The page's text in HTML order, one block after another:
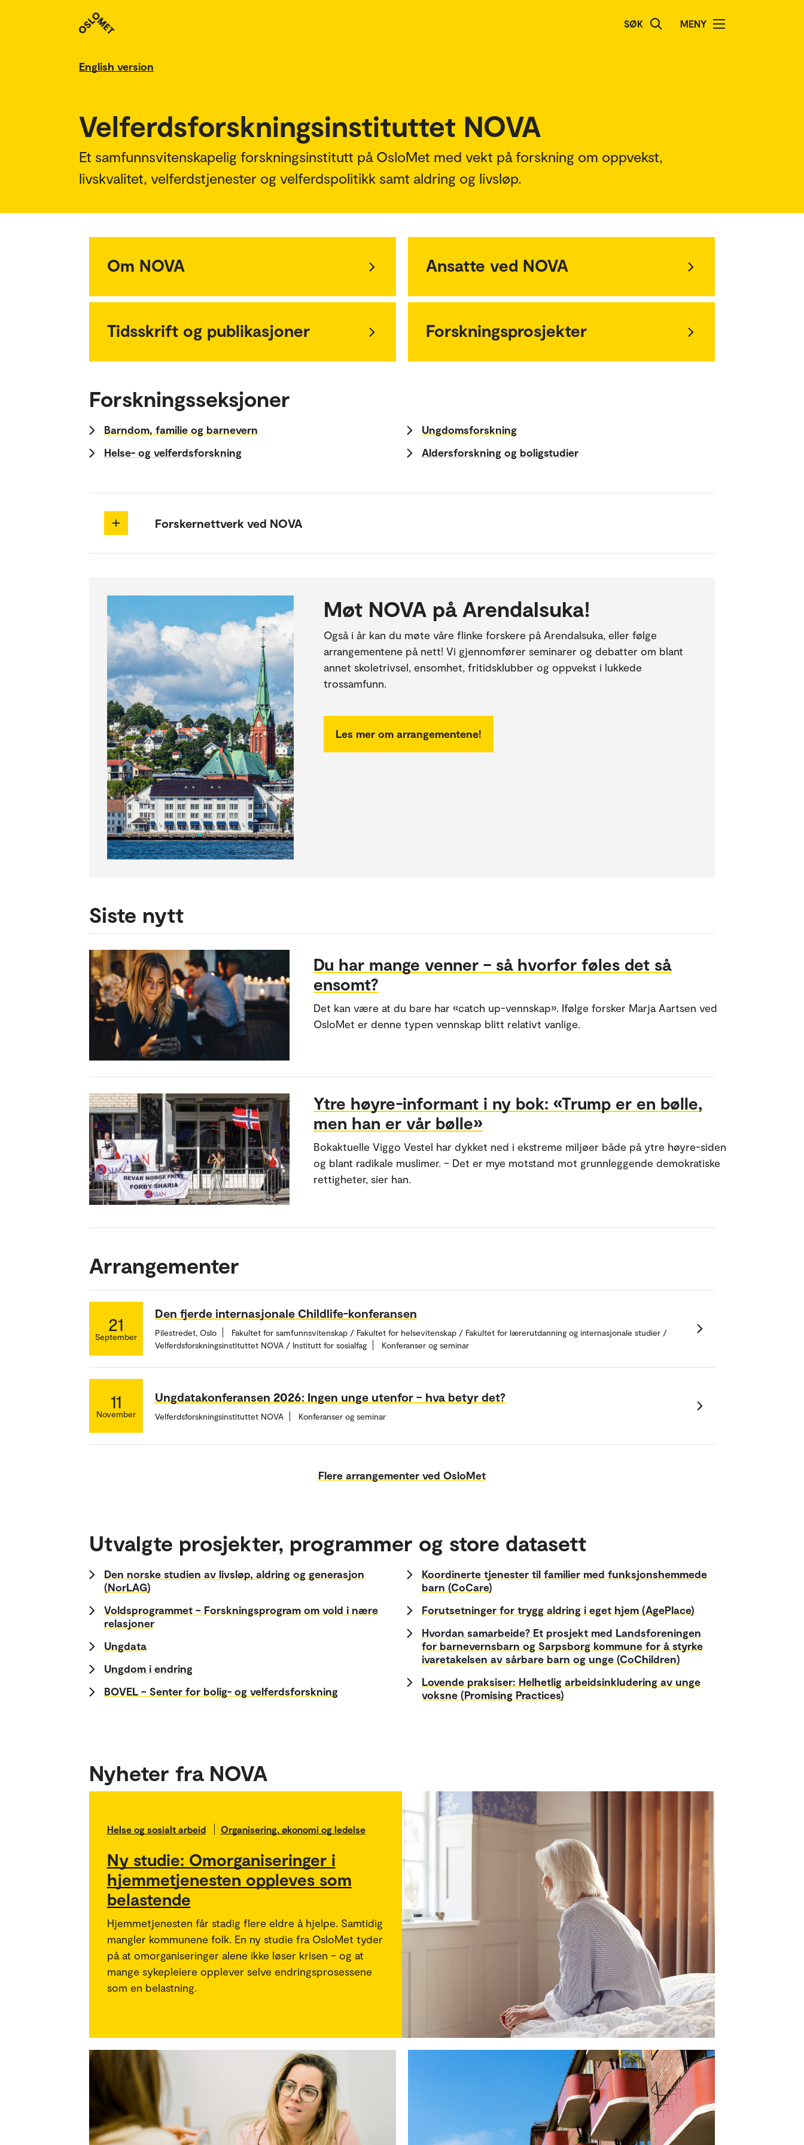
SØK MENY
English version
Velferdsforskningsinstituttet NOVA
Et samfunnsvitenskapelig forskningsinstitutt på OsloMet med vekt på forskning om oppvekst,
livskvalitet, velferdstjenester og velferdspolitikk samt aldring og livsløp.
Om NOVA Ansatte ved NOVA
Tidsskrift og publikasjoner Forskningsprosjekter
Forskningsseksjoner
Barndom, familie og barnevern
Helse- og velferdsforskning
Ungdomsforskning
Aldersforskning og boligstudier
Forskernettverk ved NOVA
Møt NOVA på Arendalsuka!
Også i år kan du møte våre flinke forskere på Arendalsuka, eller følge
arrangementene på nett! Vi gjennomfører seminarer og debatter om blant
annet skoletrivsel, ensomhet, fritidsklubber og oppvekst i lukkede
trossamfunn.
Les mer om arrangementene!
Siste nytt
Du har mange venner – så hvorfor føles det så
ensomt?
Det kan være at du bare har «catch up-vennskap». Ifølge forsker Marja Aartsen ved
OsloMet er denne typen vennskap blitt relativt vanlige.
Ytre høyre-informant i ny bok: «Trump er en bølle,
men han er vår bølle»
Bokaktuelle Viggo Vestel har dykket ned i ekstreme miljøer både på ytre høyre-siden
og blant radikale muslimer. – Det er mye motstand mot grunnleggende demokratiske
rettigheter, sier han.
Arrangementer
21
September
Den fjerde internasjonale Childlife-konferansen
Pilestredet, Oslo
Fakultet for samfunnsvitenskap / Fakultet for helsevitenskap / Fakultet for lærerutdanning og internasjonale studier /
Velferdsforskningsinstituttet NOVA / Institutt for sosialfag
Konferanser og seminar
11
November
Ungdatakonferansen 2026: Ingen unge utenfor – hva betyr det?
Velferdsforskningsinstituttet NOVA Konferanser og seminar
Flere arrangementer ved OsloMet
Utvalgte prosjekter, programmer og store datasett
Den norske studien av livsløp, aldring og generasjon
(NorLAG)
Voldsprogrammet – Forskningsprogram om vold i nære
relasjoner
Ungdata
Ungdom i endring
BOVEL – Senter for bolig- og velferdsforskning
Koordinerte tjenester til familier med funksjonshemmede
barn (CoCare)
Forutsetninger for trygg aldring i eget hjem (AgePlace)
Hvordan samarbeide? Et prosjekt med Landsforeningen
for barnevernsbarn og Sarpsborg kommune for å styrke
ivaretakelsen av sårbare barn og unge (CoChildren)
Lovende praksiser: Helhetlig arbeidsinkludering av unge
voksne (Promising Practices)
Nyheter fra NOVA
Helse og sosialt arbeid Organisering, økonomi og ledelse
Ny studie: Omorganiseringer i
hjemmetjenesten oppleves som
belastende
Hjemmetjenesten får stadig flere eldre å hjelpe. Samtidig
mangler kommunene folk. En ny studie fra OsloMet tyder
på at omorganiseringer alene ikke løser krisen – og at
mange sykepleiere opplever selve endringsprosessene
som en belastning.